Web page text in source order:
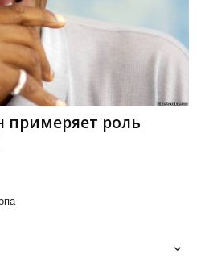
примеряет роль